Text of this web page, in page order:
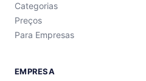
Categorias
Preços
Para Empresas
EMPRESA